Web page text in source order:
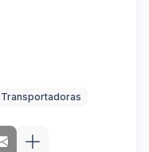
Transportadoras